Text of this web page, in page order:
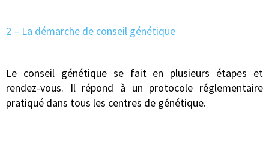
2 – La démarche de conseil génétique
Le conseil génétique se fait en plusieurs étapes et
rendez-vous. Il répond à un protocole réglementaire
pratiqué dans tous les centres de génétique.